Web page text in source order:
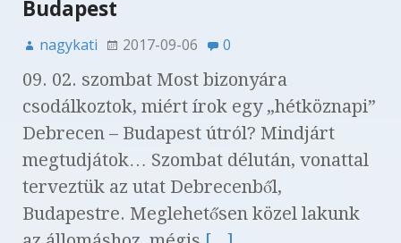
Budapest
nagykati 2017-09-06 0
09. 02. szombat Most bizonyára
csodálkoztok, miért írok egy „hétköznapi”
Debrecen – Budapest útról? Mindjárt
megtudjátok… Szombat délután, vonattal
terveztük az utat Debrecenből,
Budapestre. Meglehetősen közel lakunk